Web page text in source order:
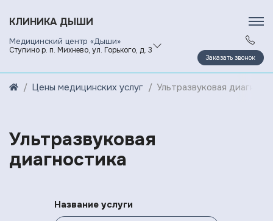
КЛИНИКА ДЫШИ
Медицинский центр «Дыши»
Ступино р. п. Михнево, ул. Горького, д. 3
Заказать звонок
Цены медицинских услуг Ультразвуковая
Ультразвуковая
диагностика
Название услуги